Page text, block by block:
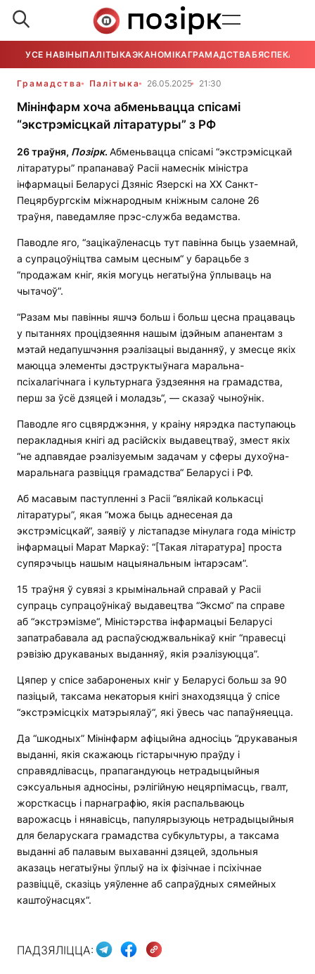
УСЕ НАВІНЫПАЛІТЫКАЭКАНОМІКАГРАМАДСТВАБЯСПЕКА
Грамадства Палітыка 26.05.2025 21:30
Мінінфарм хоча абменьвацца спісамі
“экстрэмісцкай літаратуры” з РФ
26 траўня, Позірк. Абменьвацца спісамі “экстрэмісцкай
літаратуры” прапанаваў Расіі намеснік міністра
інфармацыі Беларусі Дзяніс Язерскі на ХХ Санкт-
Пецярбургскім міжнародным кніжным салоне 26
траўня, паведамляе прэс-служба ведамства.
Паводле яго, “зацікаўленасць тут павінна быць узаемнай,
а супрацоўніцтва самым цесным“ у барацьбе з
“продажам кніг, якія могуць негатыўна ўплываць на
чытачоў”.
“Разам мы павінны яшчэ больш і больш цесна працаваць
у пытаннях процідзеяння нашым ідэйным апанентам з
мэтай недапушчэння рэалізацыі выданняў, у змесце якіх
маюцца элементы дэструктыўнага маральна-
псіхалагічнага і культурнага ўздзеяння на грамадства,
перш за ўсё дзяцей і моладзь“, — сказаў чыноўнік.
Паводле яго сцвярджэння, у краіну нярэдка паступаюць
перакладныя кнігі ад расійскіх выдавецтваў, змест якіх
“не адпавядае рэалізуемым задачам у сферы духоўна-
маральнага развіцця грамадства“ Беларусі і РФ.
Аб масавым паступленні з Расіі “вялікай колькасці
літаратуры”, якая “можа быць аднесеная да
экстрэмісцкай“, заявіў у лістападзе мінулага года міністр
інфармацыі Марат Маркаў: “[Такая літаратура] проста
супярэчыць нашым нацыянальным інтарэсам”.
15 траўня ў сувязі з крымінальнай справай у Расіі
супраць супрацоўнікаў выдавецтва “Эксмо“ па справе
аб “экстрэмізме“, Міністэрства інфармацыі Беларусі
запатрабавала ад распаўсюджвальнікаў кніг “правесці
рэвізію друкаваных выданняў, якія рэалізуюцца”.
Цяпер у спісе забароненых кніг у Беларусі больш за 90
пазіцый, таксама некаторыя кнігі знаходзяцца ў спісе
“экстрэмісцкіх матэрыялаў“, які ўвесь час папаўняецца.
Да “шкодных” Мінінфарм афіцыйна адносіць “друкаваныя
выданні, якія скажаюць гістарычную праўду і
справядлівасць, прапагандуюць нетрадыцыйныя
сэксуальныя адносіны, рэлігійную нецярпімасць, гвалт,
жорсткасць і парнаграфію, якія распальваюць
варожасць і нянавісць, папулярызуюць нетрадыцыйныя
для беларускага грамадства субкультуры, а таксама
выданні аб палавым выхаванні дзяцей, здольныя
аказаць негатыўны ўплыў на іх фізічнае і псіхічнае
развіццё, сказіць уяўленне аб сапраўдных сямейных
каштоўнасцях“.
ПАДЗЯЛІЦЦА: